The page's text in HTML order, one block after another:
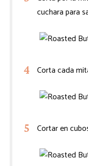
cuchara para
Corta cada
Cortar en